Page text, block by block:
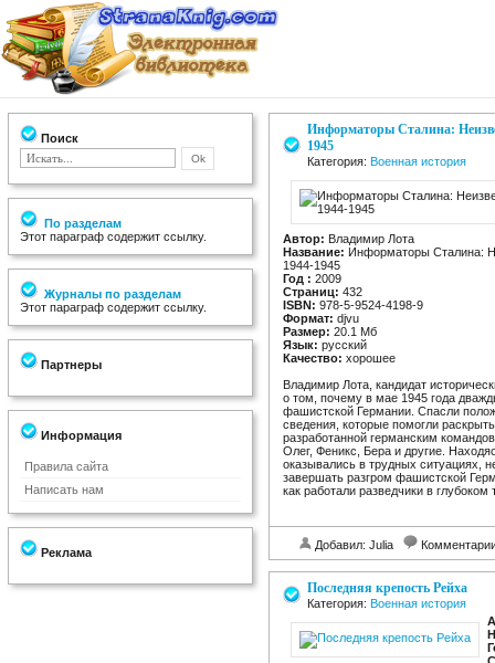
Поиск
По разделам
Этот параграф содержит ссылку.
Журналы по разделам
Этот параграф содержит ссылку.
Партнеры
Информация
Правила сайта
Написать нам
Реклама
Информаторы Сталина:
1945
Категория: Военная история
Автор: Владимир Лота
Название: Информаторы Сталина:
1944-1945
Год : 2009
Страниц: 432
ISBN: 978-5-9524-4198-9
Формат: djvu
Размер: 20.1 Мб
Язык: русский
Качество: хорошее
Владимир Лота, кандидат
о том, почему в мае 1945 года
фашистской Германии. Спасли
сведения, которые помогли
разработанной германским
Олег, Феникс, Бера и другие.
оказывались в трудных ситуациях,
завершать разгром фашистской
как работали разведчики в
Добавил: Julia
Последняя крепость Рейха
Категория: Военная история